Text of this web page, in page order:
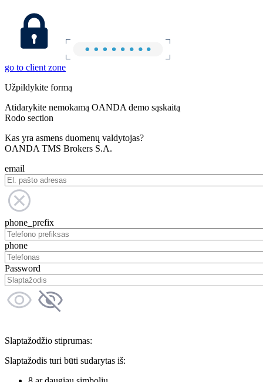
go to client zone
Užpildykite formą
Atidarykite nemokamą OANDA demo sąskaitą
Rodo section
Kas yra asmens duomenų valdytojas?
OANDA TMS Brokers S.A.
email
phone_prefix
phone
Password
Slaptažodžio stiprumas:
Slaptažodis turi būti sudarytas iš: